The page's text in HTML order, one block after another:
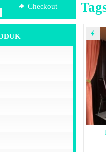
Checkout